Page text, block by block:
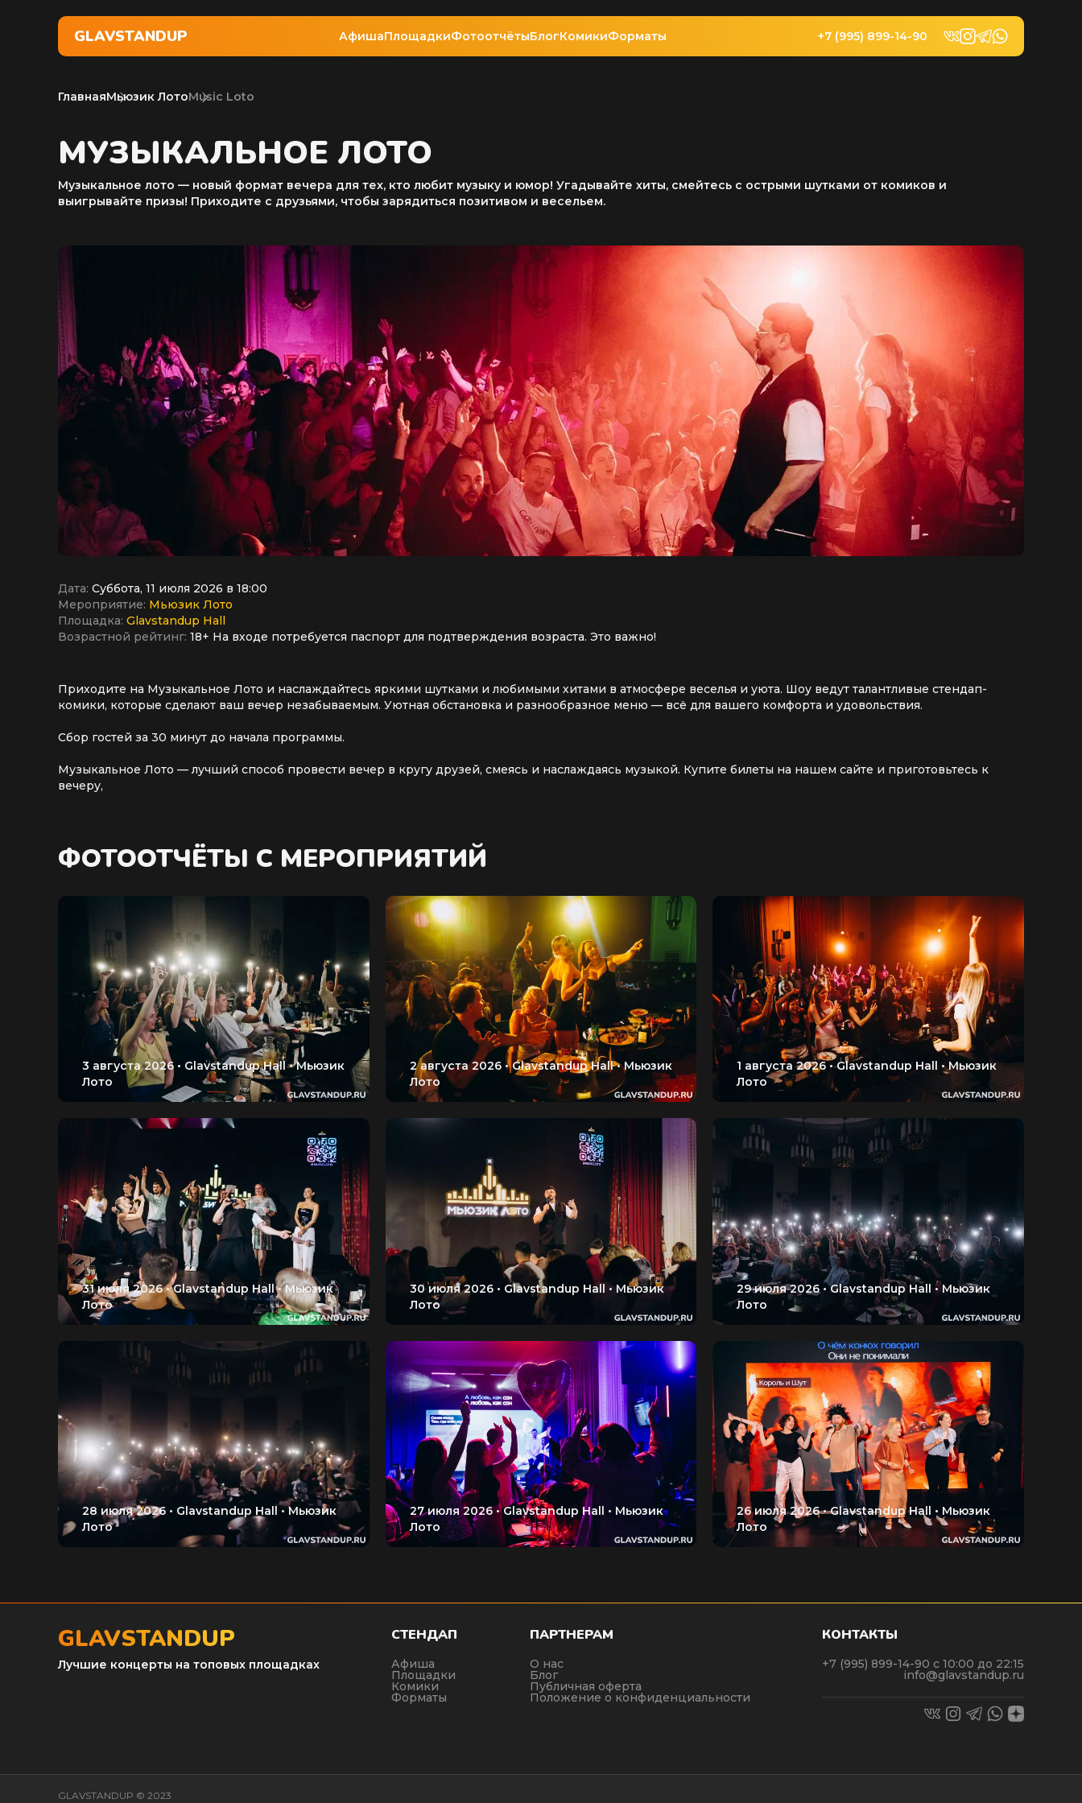
GLAVSTANDUP АфишаПлощадкиФотоотчётыБлогКомикиФорматы +7 (995) 899-14-90
ГлавнаяМьюзик ЛотоMusic Loto
МУЗЫКАЛЬНОЕ ЛОТО
Музыкальное лото — новый формат вечера для тех, кто любит музыку и юмор! Угадывайте хиты, смейтесь с острыми шутками от комиков и
выигрывайте призы! Приходите с друзьями, чтобы зарядиться позитивом и весельем.
Дата: Суббота, 11 июля 2026 в 18:00
Мероприятие: Мьюзик Лото
Площадка: Glavstandup Hall
Возрастной рейтинг: 18+ На входе потребуется паспорт для подтверждения возраста. Это важно!
Приходите на Музыкальное Лото и наслаждайтесь яркими шутками и любимыми хитами в атмосфере веселья и уюта. Шоу ведут талантливые стендап-
комики, которые сделают ваш вечер незабываемым. Уютная обстановка и разнообразное меню — всё для вашего комфорта и удовольствия.
Сбор гостей за 30 минут до начала программы.
Музыкальное Лото — лучший способ провести вечер в кругу друзей, смеясь и наслаждаясь музыкой. Купите билеты на нашем сайте и приготовьтесь к
вечеру,
ФОТООТЧЁТЫ С МЕРОПРИЯТИЙ
GLAVSTANDUP
Лучшие концерты на топовых площадках
СТЕНДАП
Афиша
Площадки
Комики
Форматы
ПАРТНЕРАМ
О нас
Блог
Публичная оферта
Положение о конфиденциальности
КОНТАКТЫ
+7 (995) 899-14-90 с 10:00 до 22:15
info@glavstandup.ru
GLAVSTANDUP © 2023